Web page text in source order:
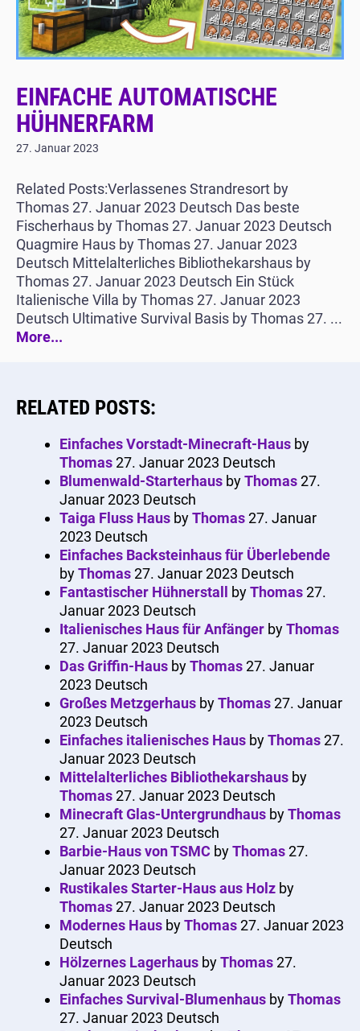
EINFACHE AUTOMATISCHE
HÜHNERFARM
27. Januar 2023
Related Posts:Verlassenes Strandresort by
Thomas 27. Januar 2023 Deutsch Das beste
Fischerhaus by Thomas 27. Januar 2023 Deutsch
Quagmire Haus by Thomas 27. Januar 2023
Deutsch Mittelalterliches Bibliothekarshaus by
Thomas 27. Januar 2023 Deutsch Ein Stück
Italienische Villa by Thomas 27. Januar 2023
Deutsch Ultimative Survival Basis by Thomas 27. ...
More...
RELATED POSTS:
Einfaches Vorstadt-Minecraft-Haus by
Thomas27. Januar 2023 Deutsch
Blumenwald-Starterhaus byThomas27.
Januar 2023 Deutsch
Taiga Fluss Haus byThomas27. Januar
2023 Deutsch
Einfaches Backsteinhaus für Überlebende
byThomas27. Januar 2023 Deutsch
Fantastischer Hühnerstall byThomas27.
Januar 2023 Deutsch
Italienisches Haus für Anfänger byThomas
27. Januar 2023 Deutsch
Das Griffin-Haus byThomas27. Januar
2023 Deutsch
Großes Metzgerhaus byThomas27. Januar
2023 Deutsch
Einfaches italienisches Haus byThomas27.
Januar 2023 Deutsch
Mittelalterliches Bibliothekarshaus by
Thomas27. Januar 2023 Deutsch
Minecraft Glas-Untergrundhaus byThomas
27. Januar 2023 Deutsch
Barbie-Haus von TSMC byThomas27.
Januar 2023 Deutsch
Rustikales Starter-Haus aus Holz by
Thomas27. Januar 2023 Deutsch
Modernes Haus byThomas27. Januar 2023
Deutsch
Hölzernes Lagerhaus byThomas27.
Januar 2023 Deutsch
Einfaches Survival-Blumenhaus byThomas
27. Januar 2023 Deutsch